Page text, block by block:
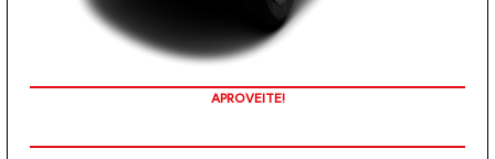
O VALOR ANUNCIADO JÁ CONTEMPLA AS ISENÇÕES DE IPI E ICMS